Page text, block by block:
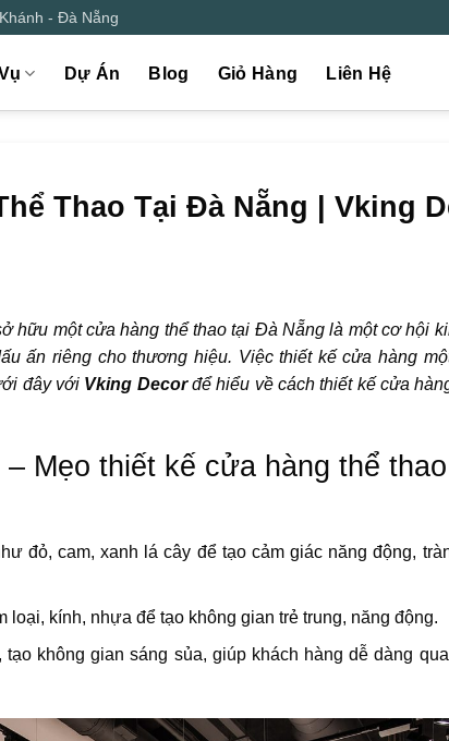
- Đà Nẵng
Dự Án Blog Giỏ Hàng Liên Hệ
Thao Tại Đà Nẵng | Vking
hữu một cửa hàng thể thao tại Đà Nẵng là một cơ hội
ấn riêng cho thương hiệu. Việc thiết kế cửa hàng
đây với Vking Decorđể hiểu về cách thiết kế cửa
Mẹo thiết kế cửa hàng thể
đỏ, cam, xanh lá cây để tạo cảm giác năng động,
kính, nhựa để tạo không gian trẻ trung, năng động.
không gian sáng sủa, giúp khách hàng dễ dàng